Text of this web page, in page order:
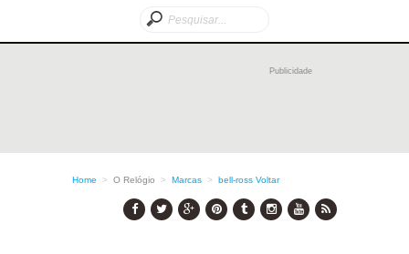
Publicidade
Home > O Relógio > Marcas > bell-ross Voltar